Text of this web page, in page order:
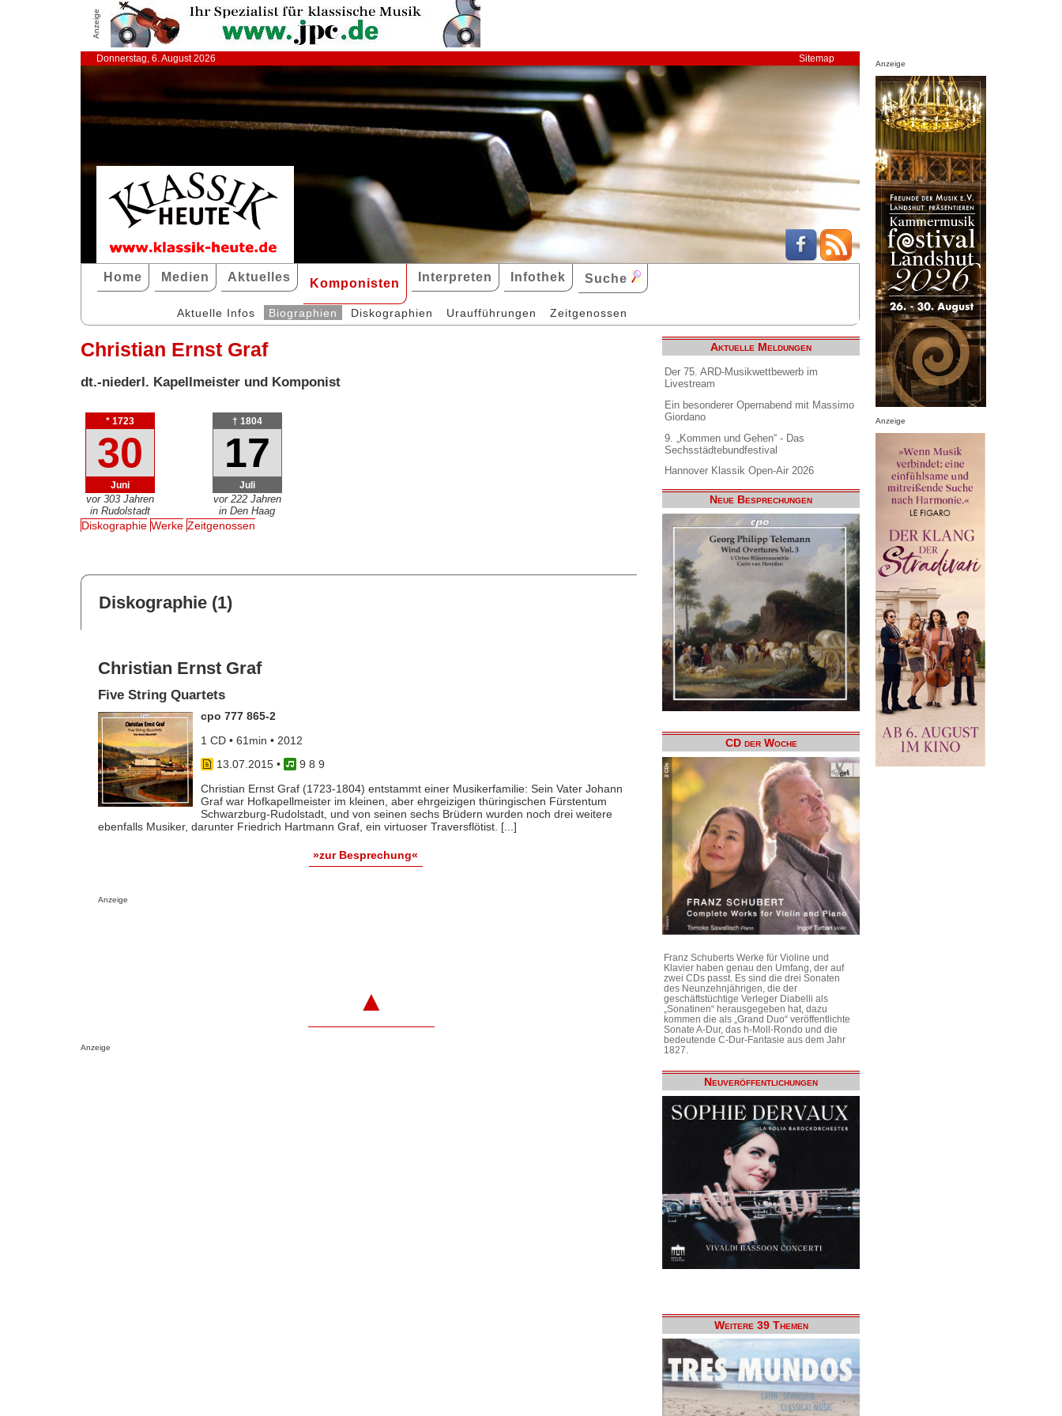
Anzeige
Donnerstag, 6. August 2026 Sitemap
Home Medien Aktuelles Komponisten Interpreten Infothek Suche
Aktuelle Infos Biographien Diskographien Uraufführungen Zeitgenossen
Christian Ernst Graf
dt.-niederl. Kapellmeister und Komponist
* 1723
30
Juni
vor 303 Jahren
in Rudolstadt
† 1804
17
Juli
vor 222 Jahren
in Den Haag
Diskographie Werke Zeitgenossen
Diskographie (1)
Christian Ernst Graf
Five String Quartets
cpo 777 865-2
1 CD • 61min • 2012
13.07.2015•
9 8 9
Christian Ernst Graf (1723-1804) entstammt einer Musikerfamilie: Sein Vater Johann
Graf war Hofkapellmeister im kleinen, aber ehrgeizigen thüringischen Fürstentum
Schwarzburg-Rudolstadt, und von seinen sechs Brüdern wurden noch drei weitere
ebenfalls Musiker, darunter Friedrich Hartmann Graf, ein virtuoser Traversflötist. [...]
»zur Besprechung«
Anzeige
▲
Anzeige
Aktuelle Meldungen
Der 75. ARD-Musikwettbewerb im
Livestream
Ein besonderer Opernabend mit Massimo
Giordano
9. „Kommen und Gehen“ - Das
Sechsstädtebundfestival
Hannover Klassik Open-Air 2026
Neue Besprechungen
CD der Woche
Franz Schuberts Werke für Violine und
Klavier haben genau den Umfang, der auf
zwei CDs passt. Es sind die drei Sonaten
des Neunzehnjährigen, die der
geschäftstüchtige Verleger Diabelli als
„Sonatinen“ herausgegeben hat, dazu
kommen die als „Grand Duo“ veröffentlichte
Sonate A-Dur, das h-Moll-Rondo und die
bedeutende C-Dur-Fantasie aus dem Jahr
1827.
Neuveröffentlichungen
Weitere 39 Themen
Anzeige
Anzeige